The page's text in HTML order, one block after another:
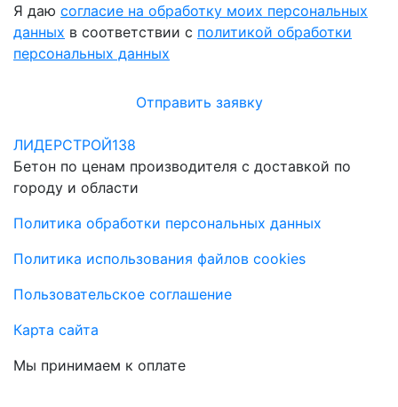
Я даю согласие на обработку моих персональных
данных в соответствии с политикой обработки
персональных данных
Отправить заявку
ЛИДЕРСТРОЙ138
Бетон по ценам производителя с доставкой по
городу и области
Политика обработки персональных данных
Политика использования файлов cookies
Пользовательское соглашение
Карта сайта
Мы принимаем к оплате